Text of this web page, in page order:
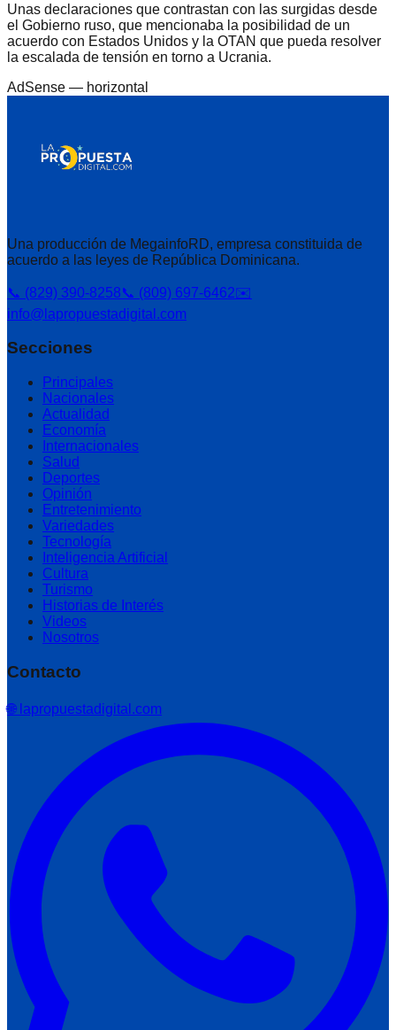
Unas declaraciones que contrastan con las surgidas desde
el Gobierno ruso, que mencionaba la posibilidad de un
acuerdo con Estados Unidos y la OTAN que pueda resolver
la escalada de tensión en torno a Ucrania.
AdSense — horizontal
Una producción de MegainfoRD, empresa constituida de
acuerdo a las leyes de República Dominicana.
📞 (829) 390-8258📞 (809) 697-6462✉️
info@lapropuestadigital.com
Secciones
Principales
Nacionales
Actualidad
Economía
Internacionales
Salud
Deportes
Opinión
Entretenimiento
Variedades
Tecnología
Inteligencia Artificial
Cultura
Turismo
Historias de Interés
Videos
Nosotros
Contacto
🌐 lapropuestadigital.com